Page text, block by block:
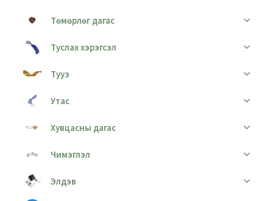
Төмөрлөг дагас
Туслах хэрэгсэл
Тууз
Утас
Хувцасны дагас
Чимэглэл
Элдэв